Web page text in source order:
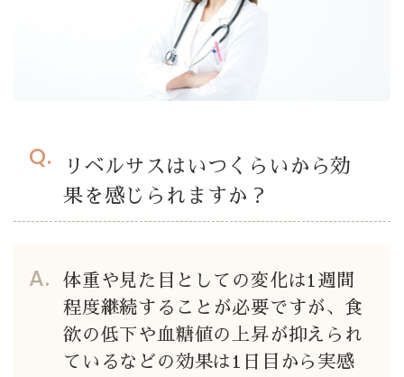
リベルサスはいつくらいから効
果を感じられますか？
体重や見た目としての変化は1週間
程度継続することが必要ですが、食
欲の低下や血糖値の上昇が抑えられ
ているなどの効果は1日目から実感